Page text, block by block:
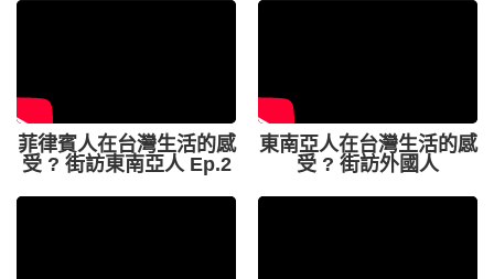
菲律賓人在台灣生活的感
受 ? 街訪東南亞人 Ep.2
東南亞人在台灣生活的感
受 ? 街訪外國人